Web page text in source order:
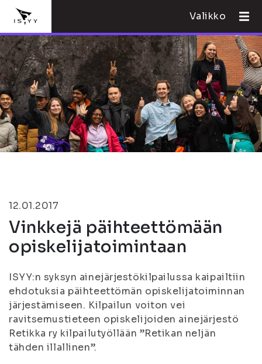
Valikko
12.01.2017
Vinkkejä päihteettömään
opiskelijatoimintaan
ISYY:n syksyn ainejärjestökilpailussa kaipailtiin
ehdotuksia päihteettömän opiskelijatoiminnan
järjestämiseen. Kilpailun voiton vei
ravitsemustieteen opiskelijoiden ainejärjestö
Retikka ry kilpailutyöllään ”Retikan neljän
tähden illallinen”.